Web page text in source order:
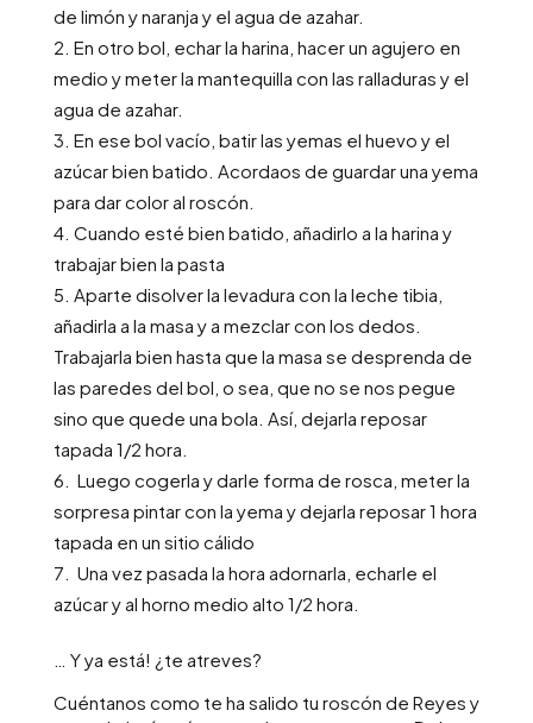
de limón y naranja y el agua de azahar.
En otro bol, echar la harina, hacer un agujero en
medio y meter la mantequilla con las ralladuras y el
agua de azahar.
En ese bol vacío, batir las yemas el huevo y el
azúcar bien batido. Acordaos de guardar una yema
para dar color al roscón.
Cuando esté bien batido, añadirlo a la harina y
trabajar bien la pasta
Aparte disolver la levadura con la leche tibia,
añadirla a la masa y a mezclar con los dedos.
Trabajarla bien hasta que la masa se desprenda de
las paredes del bol, o sea, que no se nos pegue
sino que quede una bola. Así, dejarla reposar
tapada 1/2 hora.
Luego cogerla y darle forma de rosca, meter la
sorpresa pintar con la yema y dejarla reposar 1 hora
tapada en un sitio cálido
Una vez pasada la hora adornarla, echarle el
azúcar y al horno medio alto 1/2 hora.
… Y ya está! ¿te atreves?
Cuéntanos como te ha salido tu roscón de Reyes y